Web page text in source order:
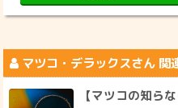
マツコ・デラックスさん 関
【マツコの知ら